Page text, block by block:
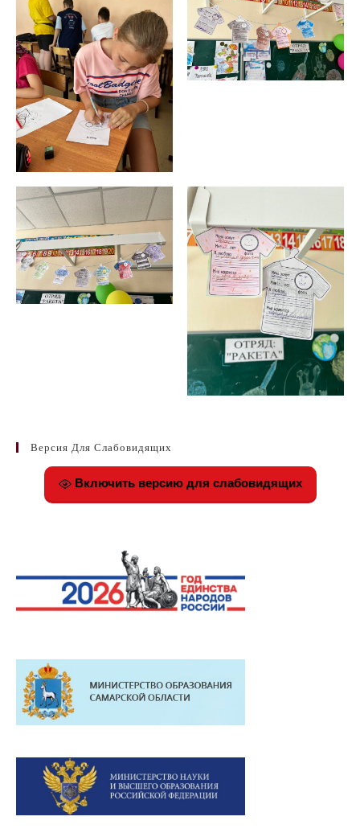
Версия Для Слабовидящих
Включить версию для слабовидящих